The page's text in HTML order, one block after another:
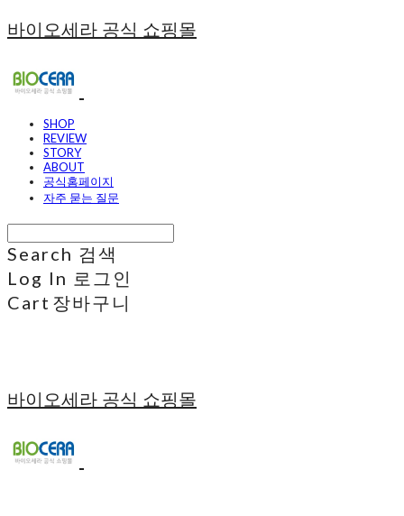
바이오세라 공식 쇼핑몰
SHOP
REVIEW
STORY
ABOUT
공식홈페이지
자주 묻는 질문
Search 검색
Log In 로그인
Cart 장바구니
바이오세라 공식 쇼핑몰